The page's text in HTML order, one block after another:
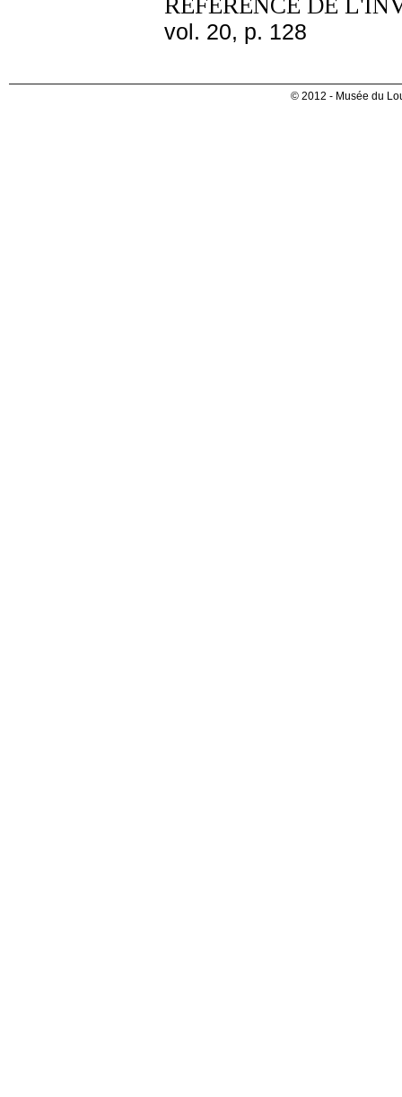
REFERENCE DE
vol. 20, p. 128
© 2012 - Musée du